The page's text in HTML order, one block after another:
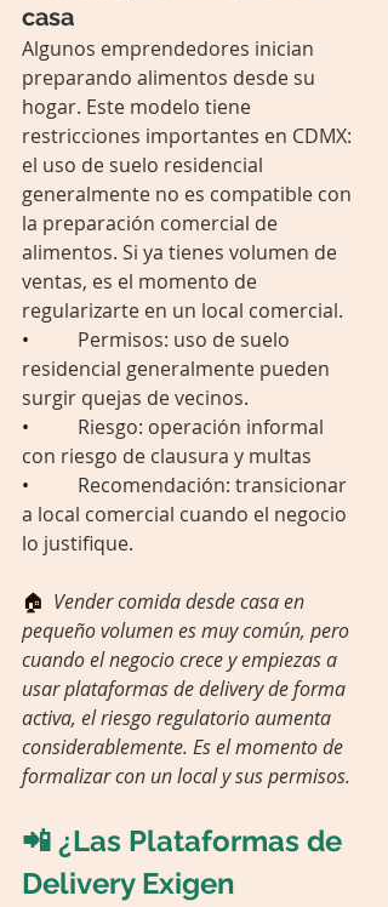
casa
Algunos emprendedores inician
preparando alimentos desde su
hogar. Este modelo tiene
restricciones importantes en CDMX:
el uso de suelo residencial
generalmente no es compatible con
la preparación comercial de
alimentos. Si ya tienes volumen de
ventas, es el momento de
regularizarte en un local comercial.
• Permisos: uso de suelo
residencial generalmente pueden
surgir quejas de vecinos.
• Riesgo: operación informal
con riesgo de clausura y multas
• Recomendación: transicionar
a local comercial cuando el negocio
lo justifique.
🏠 Vender comida desde casa en
pequeño volumen es muy común, pero
cuando el negocio crece y empiezas a
usar plataformas de delivery de forma
activa, el riesgo regulatorio aumenta
considerablemente. Es el momento de
formalizar con un local y sus permisos.
📲 ¿Las Plataformas de
Delivery Exigen